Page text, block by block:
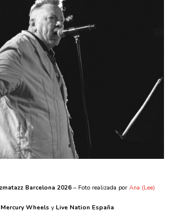
Barcelona 2026 – Foto realizada por Ana (Lee)
Mercury Wheels y Live Nation España